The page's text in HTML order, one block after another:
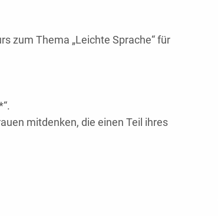
zum Thema „Leichte Sprache“ für
mitdenken, die einen Teil ihres